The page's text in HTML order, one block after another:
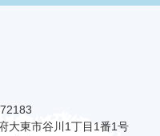
東市谷川1丁目1番1号